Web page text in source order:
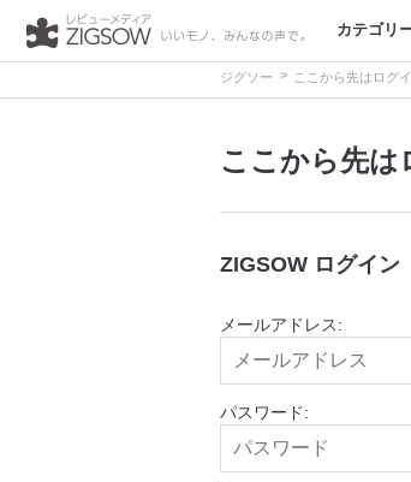
カテゴリ
ジグソー > ここから先はログ
ここから先は
ZIGSOW ログイン
メールアドレス:
パスワード: